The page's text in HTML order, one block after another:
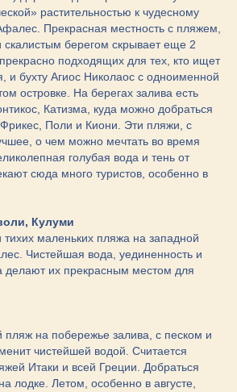
растительностью к чудесному
Прекрасная местность с пляжем,
скалистым берегом скрывает еще 2
подходящих для тех, кто ищет
и бухту Агиос Николаос с одноименной
островке. На берегах залива есть
Катизма, куда можно добраться
Фрикес, Поли и Киони. Эти пляжи, с
о чем можно мечтать во время
голубая вода и тень от
сюда много туристов, особенно в
Кулуми
тихих маленьких пляжа на западной
Чистейшая вода, уединенность и
делают их прекрасным местом для
на побережье залива, с песком и
чистейшей водой. Считается
Итаки и всей Греции. Добраться
лодке. Летом, особенно в августе,